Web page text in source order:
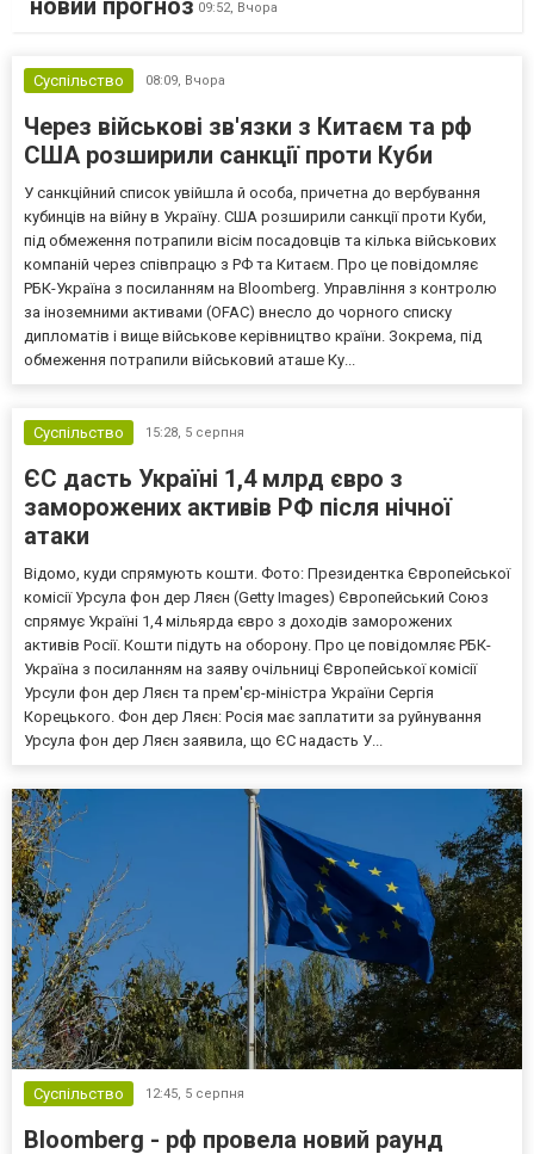
новий прогноз 09:52, Вчора
Суспільство 08:09, Вчора
Через військові зв'язки з Китаєм та рф
США розширили санкції проти Куби
У санкційний список увійшла й особа, причетна до вербування
кубинців на війну в Україну. США розширили санкції проти Куби,
під обмеження потрапили вісім посадовців та кілька військових
компаній через співпрацю з РФ та Китаєм. Про це повідомляє
РБК-Україна з посиланням на Bloomberg. Управління з контролю
за іноземними активами (OFAC) внесло до чорного списку
дипломатів і вище військове керівництво країни. Зокрема, під
обмеження потрапили військовий аташе Ку...
Суспільство 15:28, 5 серпня
ЄС дасть Україні 1,4 млрд євро з
заморожених активів РФ після нічної
атаки
Відомо, куди спрямують кошти. Фото: Президентка Європейської
комісії Урсула фон дер Ляєн (Getty Images) Європейський Союз
спрямує Україні 1,4 мільярда євро з доходів заморожених
активів Росії. Кошти підуть на оборону. Про це повідомляє РБК-
Україна з посиланням на заяву очільниці Європейської комісії
Урсули фон дер Ляєн та прем'єр-міністра України Сергія
Корецького. Фон дер Ляєн: Росія має заплатити за руйнування
Урсула фон дер Ляєн заявила, що ЄС надасть У...
Суспільство 12:45, 5 серпня
Bloomberg - рф провела новий раунд